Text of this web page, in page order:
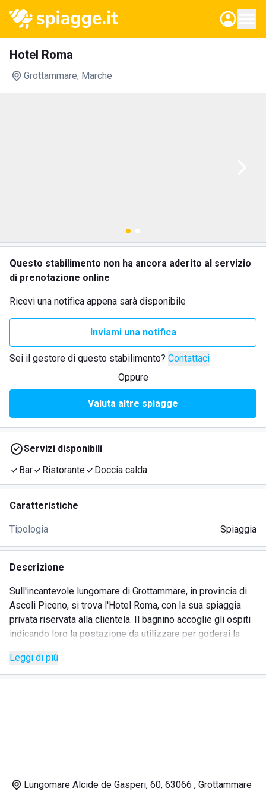
Hotel Roma
Grottammare, Marche
Questo stabilimento non ha ancora aderito al servizio
di prenotazione online
Ricevi una notifica appena sarà disponibile
Inviami una notifica
Sei il gestore di questo stabilimento? Contattaci
Oppure
Valuta altre spiagge
Servizi disponibili
Bar
Ristorante Doccia calda
Caratteristiche
Tipologia Spiaggia
Descrizione
Sull'incantevole lungomare di Grottammare, in provincia di
Ascoli Piceno, si trova l'Hotel Roma, con la sua spiaggia
privata riservata alla clientela. Il bagnino accoglie gli ospiti
indicando loro la postazione da utilizzare per godersi la
dotato di tutti i servizi essenziali. Coloro che desiderano
prendere il sole e rilassarsi senza mettere i piedi nella
salvataggio, con bagnini addetti al pronto intervento. Chi
Leggi di più
Lungomare Alcide de Gasperi, 60, 63066 , Grottammare